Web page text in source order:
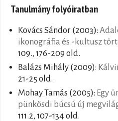
Tanulmány folyóiratban
Kovács Sándor (2003):
ikonográfia és -kultusz
109., 176-209 old.
Balázs Mihály (2009):
21-25 old.
Mohay Tamás (2005): Egy
pünkösdi búcsú új
111.2, 107-134 old.